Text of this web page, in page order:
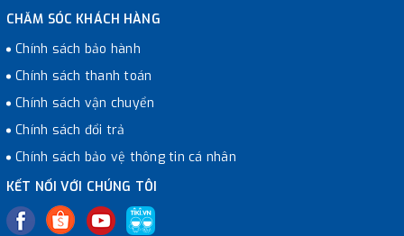
CHĂM SÓC KHÁCH HÀNG
Chính sách bảo hành
Chính sách thanh toán
Chính sách vận chuyển
Chính sách đổi trả
Chính sách bảo vệ thông tin cá nhân
KẾT NỐI VỚI CHÚNG TÔI